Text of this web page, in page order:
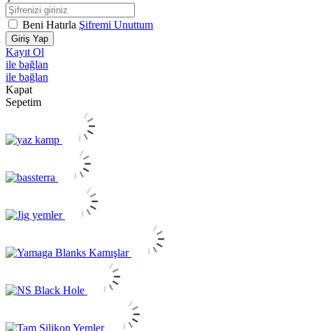
Beni Hatırla Şifremi Unuttum
Giriş Yap
Kayıt Ol
ile bağlan
ile bağlan
Kapat
Sepetim